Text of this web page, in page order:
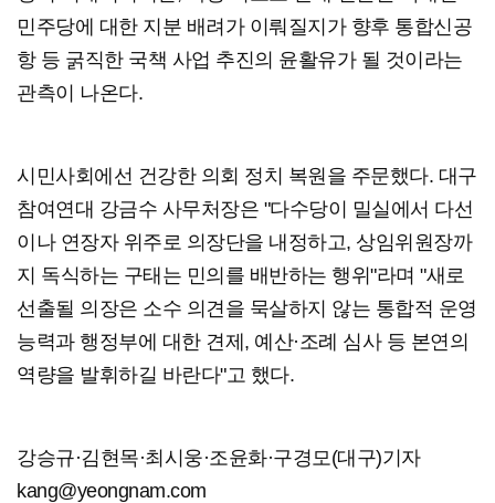
민주당에 대한 지분 배려가 이뤄질지가 향후 통합신공
항 등 굵직한 국책 사업 추진의 윤활유가 될 것이라는
관측이 나온다.
시민사회에선 건강한 의회 정치 복원을 주문했다. 대구
참여연대 강금수 사무처장은 "다수당이 밀실에서 다선
이나 연장자 위주로 의장단을 내정하고, 상임위원장까
지 독식하는 구태는 민의를 배반하는 행위"라며 "새로
선출될 의장은 소수 의견을 묵살하지 않는 통합적 운영
능력과 행정부에 대한 견제, 예산·조례 심사 등 본연의
역량을 발휘하길 바란다"고 했다.
강승규·김현목·최시웅·조윤화·구경모(대구)기자
kang@yeongnam.com